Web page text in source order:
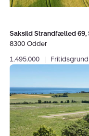
Saksild Strandfælled 69,
8300 Odder
1.495.000
| Fritidsgrund
88,
Dyngby,
8300
Odder